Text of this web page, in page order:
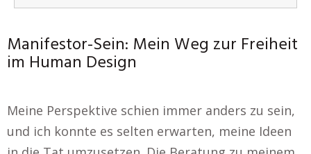
Manifestor-Sein: Mein Weg zur Freiheit
im Human Design
Meine Perspektive schien immer anders zu sein,
und ich konnte es selten erwarten, meine Ideen